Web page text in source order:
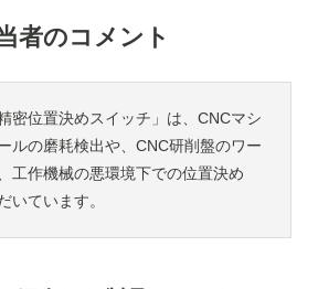
者のコメント
密位置決めスイッチ」は、CNCマシ
ルの磨耗検出や、CNC研削盤のワー
工作機械の悪環境下での位置決め
いています。